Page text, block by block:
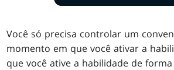
Você só precisa controlar um
momento em que você ativar a
que você ative a habilidade de